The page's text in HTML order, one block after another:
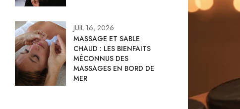
JUIL 16, 2026
MASSAGE ET SABLE
CHAUD : LES BIENFAITS
MÉCONNUS DES
MASSAGES EN BORD DE
MER